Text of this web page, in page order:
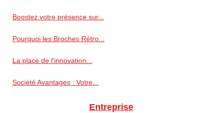
Boostez votre présence sur...
Pourquoi les Broches Rétro...
La place de l'innovation...
Société Avantages : Votre...
Entreprise